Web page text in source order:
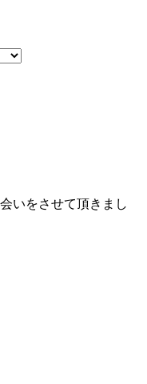
いをさせて頂きまし